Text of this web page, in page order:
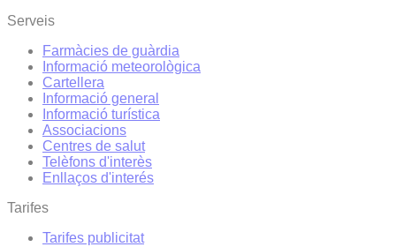
Serveis
Farmàcies de guàrdia
Informació meteorològica
Cartellera
Informació general
Informació turística
Associacions
Centres de salut
Telèfons d'interès
Enllaços d'interés
Tarifes
Tarifes publicitat